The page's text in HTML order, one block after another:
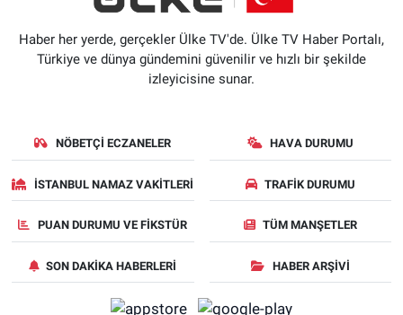
Haber her yerde, gerçekler Ülke TV'de. Ülke TV Haber Portalı,
Türkiye ve dünya gündemini güvenilir ve hızlı bir şekilde
izleyicisine sunar.
NÖBETÇI ECZANELER HAVA DURUMU
İSTANBUL NAMAZ VAKITLERI TRAFIK DURUMU
PUAN DURUMU VE FIKSTÜR TÜM MANŞETLER
SON DAKIKA HABERLERI HABER ARŞIVI